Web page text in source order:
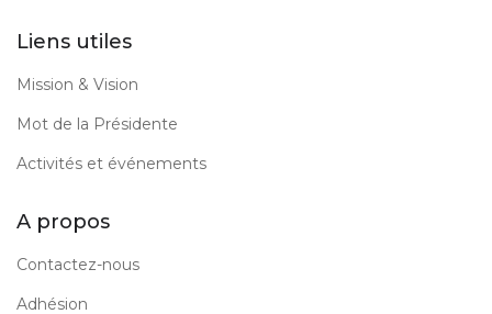
Liens utiles
Mission & Vision
Mot de la Présidente
Activités et événements
A propos
Contactez-nous
Adhésion